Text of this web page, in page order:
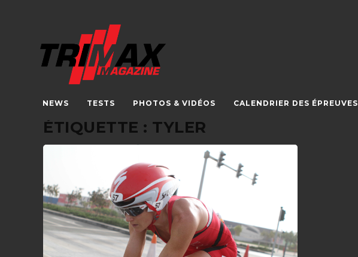
NEWS TESTS PHOTOS & VIDÉOS CALENDRIER DES ÉPREUVES
ÉTIQUETTE : TYLER